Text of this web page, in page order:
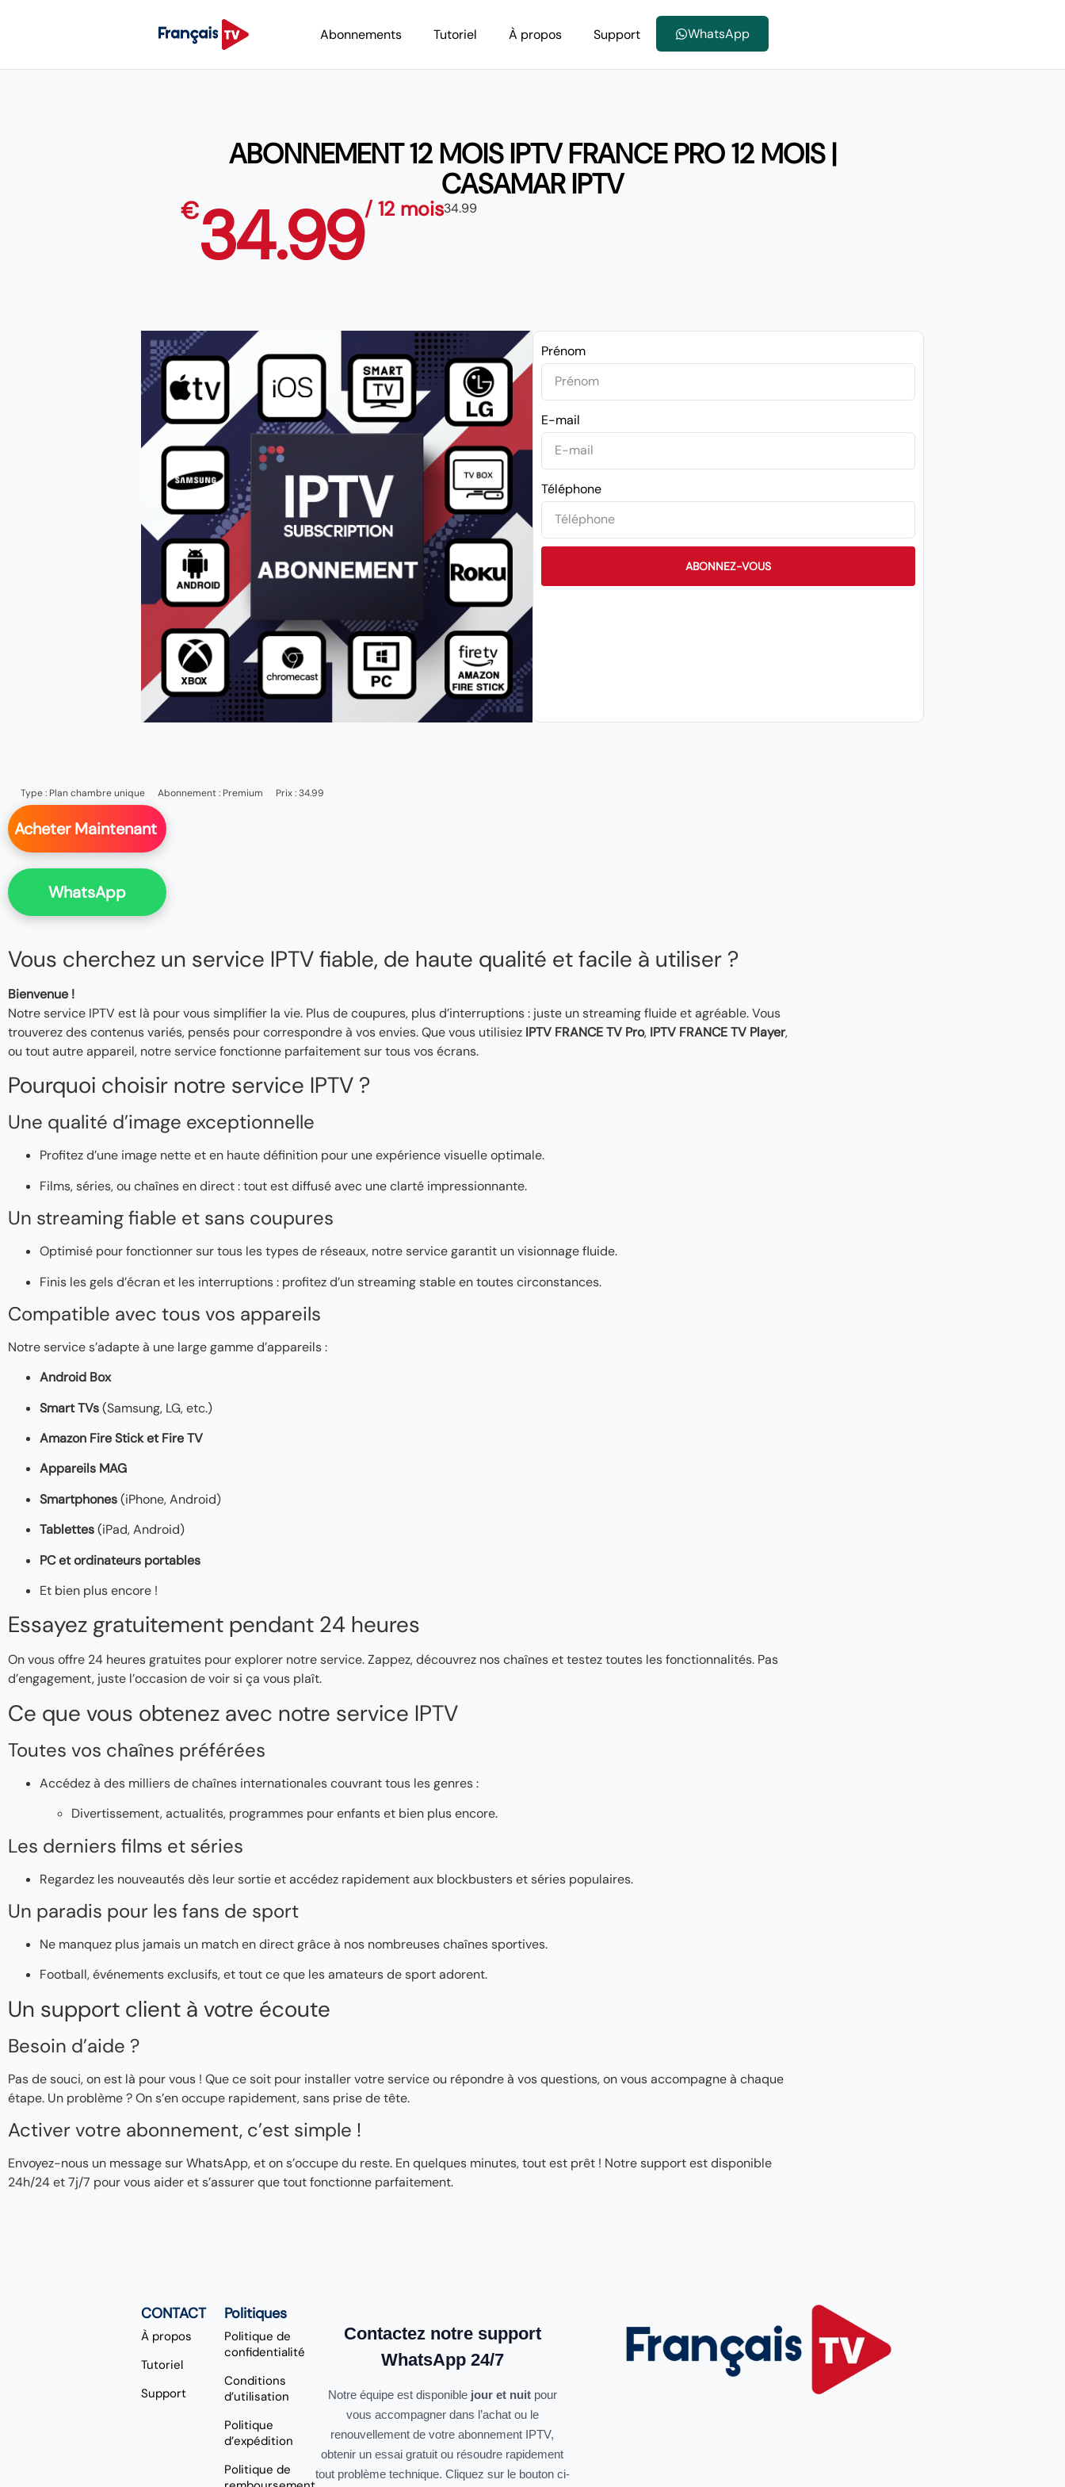
Abonnements Tutoriel À propos Support WhatsApp
ABONNEMENT 12 MOIS IPTV FRANCE PRO 12 MOIS |
CASAMAR IPTV
€34.99/ 12 mois34.99
Prénom
E-mail
Téléphone
ABONNEZ-VOUS
Type : Plan chambre unique Abonnement : Premium Prix : 34.99
Acheter Maintenant
WhatsApp
Vous cherchez un service IPTV fiable, de haute qualité et facile à utiliser ?
Bienvenue !
Notre service IPTV est là pour vous simplifier la vie. Plus de coupures, plus d’interruptions : juste un streaming fluide et agréable. Vous
trouverez des contenus variés, pensés pour correspondre à vos envies. Que vous utilisiez IPTV FRANCE TV Pro, IPTV FRANCE TV Player,
ou tout autre appareil, notre service fonctionne parfaitement sur tous vos écrans.
Pourquoi choisir notre service IPTV ?
Une qualité d’image exceptionnelle
Profitez d’une image nette et en haute définition pour une expérience visuelle optimale.
Films, séries, ou chaînes en direct : tout est diffusé avec une clarté impressionnante.
Un streaming fiable et sans coupures
Optimisé pour fonctionner sur tous les types de réseaux, notre service garantit un visionnage fluide.
Finis les gels d’écran et les interruptions : profitez d’un streaming stable en toutes circonstances.
Compatible avec tous vos appareils
Notre service s’adapte à une large gamme d’appareils :
Android Box
Smart TVs(Samsung, LG, etc.)
Amazon Fire Stick et Fire TV
Appareils MAG
Smartphones(iPhone, Android)
Tablettes(iPad, Android)
PC et ordinateurs portables
Et bien plus encore !
Essayez gratuitement pendant 24 heures
On vous offre 24 heures gratuites pour explorer notre service. Zappez, découvrez nos chaînes et testez toutes les fonctionnalités. Pas
d’engagement, juste l’occasion de voir si ça vous plaît.
Ce que vous obtenez avec notre service IPTV
Toutes vos chaînes préférées
Accédez à des milliers de chaînes internationales couvrant tous les genres :
Divertissement, actualités, programmes pour enfants et bien plus encore.
Les derniers films et séries
Regardez les nouveautés dès leur sortie et accédez rapidement aux blockbusters et séries populaires.
Un paradis pour les fans de sport
Ne manquez plus jamais un match en direct grâce à nos nombreuses chaînes sportives.
Football, événements exclusifs, et tout ce que les amateurs de sport adorent.
Un support client à votre écoute
Besoin d’aide ?
Pas de souci, on est là pour vous ! Que ce soit pour installer votre service ou répondre à vos questions, on vous accompagne à chaque
étape. Un problème ? On s’en occupe rapidement, sans prise de tête.
Activer votre abonnement, c’est simple !
Envoyez-nous un message sur WhatsApp, et on s’occupe du reste. En quelques minutes, tout est prêt ! Notre support est disponible
24h/24 et 7j/7 pour vous aider et s’assurer que tout fonctionne parfaitement.
CONTACT
À propos
Tutoriel
Support
Politiques
Politique de
confidentialité
Conditions
d’utilisation
Politique
d’expédition
Politique de
Contactez notre support
WhatsApp 24/7
Notre équipe est disponible jour et nuitpour
vous accompagner dans l’achat ou le
renouvellement de votre abonnement IPTV,
obtenir un essai gratuit ou résoudre rapidement
tout problème technique. Cliquez sur le bouton ci-